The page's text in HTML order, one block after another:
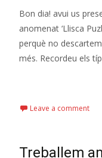
Bon dia! avui us
anomenat ‘Llisca
perquè no
més. Recordeu els
Leave a comment
Treballem